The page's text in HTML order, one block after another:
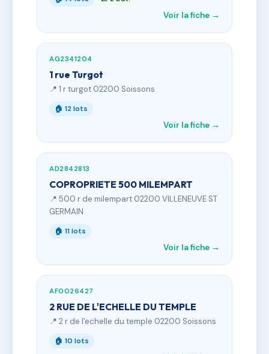
Voir la fiche →
AG2341204
1 rue Turgot
📍 1 r turgot 02200 Soissons
🏠 12 lots
Voir la fiche →
AD2842813
COPROPRIETE 500 MILEMPART
📍 500 r de milempart 02200 VILLENEUVE ST
GERMAIN
🏠 11 lots
Voir la fiche →
AF0026427
2 RUE DE L'ECHELLE DU TEMPLE
📍 2 r de l'echelle du temple 02200 Soissons
🏠 10 lots